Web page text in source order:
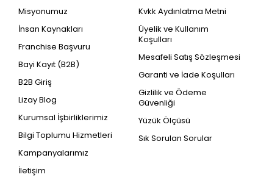
Misyonumuz
İnsan Kaynakları
Franchise Başvuru
Bayi Kayıt (B2B)
B2B Giriş
Lizay Blog
Kurumsal İşbirliklerimiz
Bilgi Toplumu Hizmetleri
Kampanyalarımız
İletişim
Kvkk Aydınlatma Metni
Üyelik ve Kullanım
Koşulları
Mesafeli Satış Sözleşmesi
Garanti ve İade Koşulları
Gizlilik ve Ödeme
Güvenliği
Yüzük Ölçüsü
Sık Sorulan Sorular